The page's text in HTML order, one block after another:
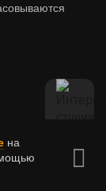
на